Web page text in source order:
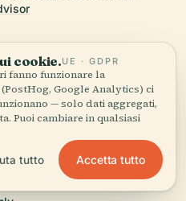
Pont Juvénal Visiting
and Practical Tips in
This Way
Pont Juvénal Visiting
cookie.UE · GDPR
fanno funzionare la
Google Analytics) ci
— solo dati aggregati,
Puoi cambiare in qualsiasi
tutto Accetta tutto